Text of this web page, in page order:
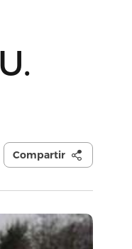
Compartir